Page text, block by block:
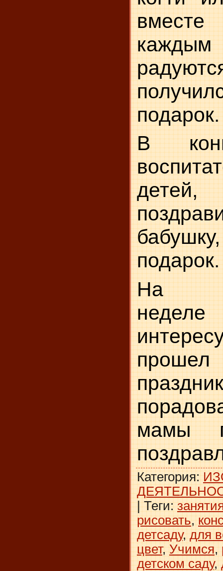
подарок.
В
подарок.
На
неделе
мамы
Категория:
| Теги:
рисовать,
детсаду, для
цвет, Учимся,
детском саду,